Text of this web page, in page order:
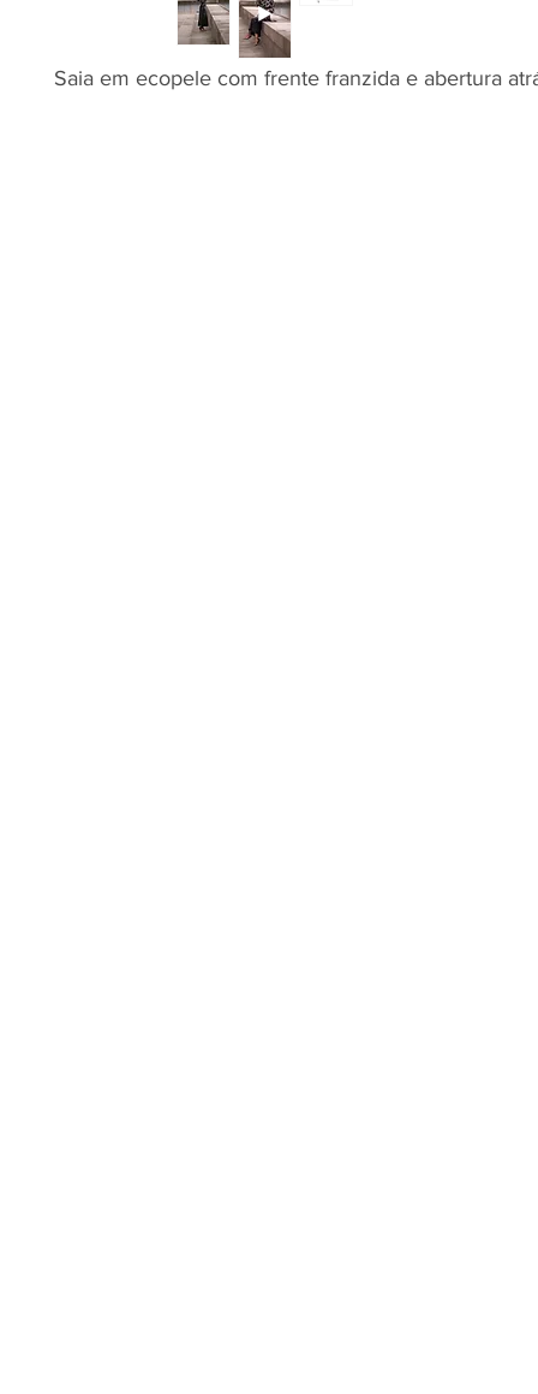
Saia em ecopele com frente franzida e abertura